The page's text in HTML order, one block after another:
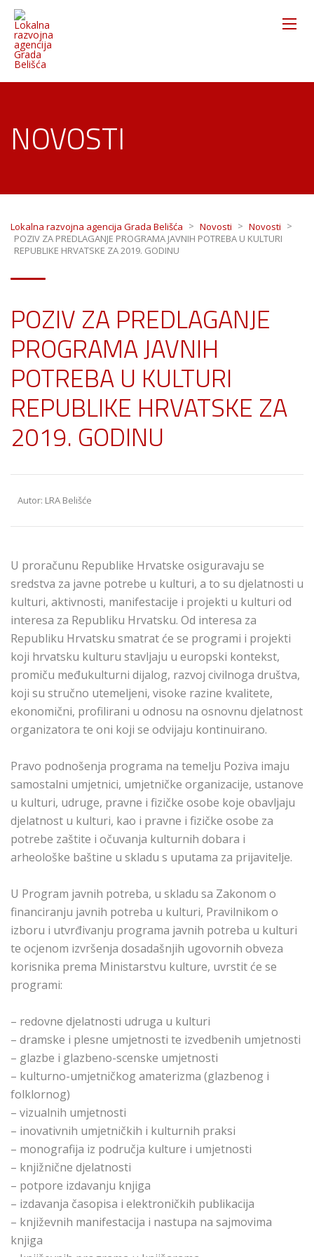
NOVOSTI
Lokalna razvojna agencija Grada Belišća > Novosti > Novosti >
POZIV ZA PREDLAGANJE PROGRAMA JAVNIH POTREBA U KULTURI
REPUBLIKE HRVATSKE ZA 2019. GODINU
POZIV ZA PREDLAGANJE
PROGRAMA JAVNIH
POTREBA U KULTURI
REPUBLIKE HRVATSKE ZA
2019. GODINU
Autor: LRA Belišće
U proračunu Republike Hrvatske osiguravaju se
sredstva za javne potrebe u kulturi, a to su djelatnosti u
kulturi, aktivnosti, manifestacije i projekti u kulturi od
interesa za Republiku Hrvatsku. Od interesa za
Republiku Hrvatsku smatrat će se programi i projekti
koji hrvatsku kulturu stavljaju u europski kontekst,
promiču međukulturni dijalog, razvoj civilnoga društva,
koji su stručno utemeljeni, visoke razine kvalitete,
ekonomični, profilirani u odnosu na osnovnu djelatnost
organizatora te oni koji se odvijaju kontinuirano.
Pravo podnošenja programa na temelju Poziva imaju
samostalni umjetnici, umjetničke organizacije, ustanove
u kulturi, udruge, pravne i fizičke osobe koje obavljaju
djelatnost u kulturi, kao i pravne i fizičke osobe za
potrebe zaštite i očuvanja kulturnih dobara i
arheološke baštine u skladu s uputama za prijavitelje.
U Program javnih potreba, u skladu sa Zakonom o
financiranju javnih potreba u kulturi, Pravilnikom o
izboru i utvrđivanju programa javnih potreba u kulturi
te ocjenom izvršenja dosadašnjih ugovornih obveza
korisnika prema Ministarstvu kulture, uvrstit će se
programi:
– redovne djelatnosti udruga u kulturi
– dramske i plesne umjetnosti te izvedbenih umjetnosti
– glazbe i glazbeno-scenske umjetnosti
– kulturno-umjetničkog amaterizma (glazbenog i
folklornog)
– vizualnih umjetnosti
– inovativnih umjetničkih i kulturnih praksi
– monografija iz područja kulture i umjetnosti
– knjižnične djelatnosti
– potpore izdavanju knjiga
– izdavanja časopisa i elektroničkih publikacija
– književnih manifestacija i nastupa na sajmovima
knjiga